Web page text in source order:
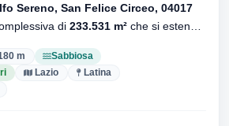
Sereno, San Felice Circeo, 04017
di 233.531 m² che si estende
balneari.
m
Sabbiosa
Lazio
Latina